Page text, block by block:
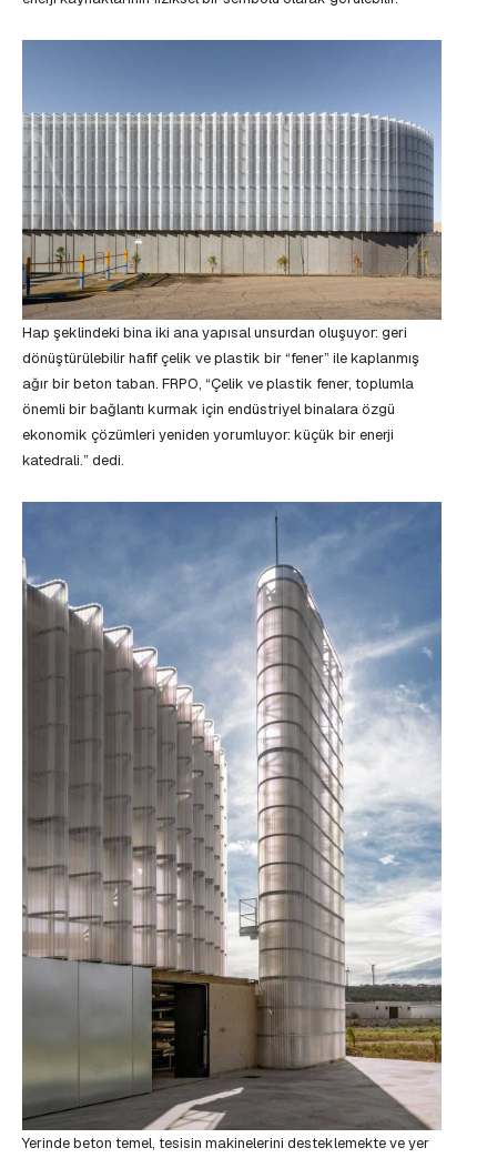
Hap şeklindeki bina iki ana yapısal unsurdan oluşuyor: geri
dönüştürülebilir hafif çelik ve plastik bir “fener” ile kaplanmış
ağır bir beton taban. FRPO, “Çelik ve plastik fener, toplumla
önemli bir bağlantı kurmak için endüstriyel binalara özgü
ekonomik çözümleri yeniden yorumluyor: küçük bir enerji
katedrali.” dedi.
Yerinde beton temel, tesisin makinelerini desteklemekte ve yer